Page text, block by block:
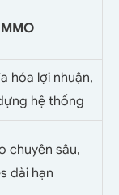
hóa lợi nhuận,
hệ thống
chuyên sâu,
dài hạn